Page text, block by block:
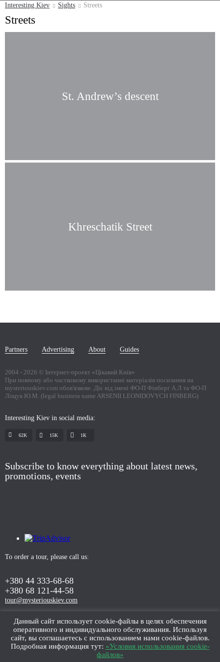
Данный сайт использует cookie-файлы в целях обеспечения
оперативного и индивидуального обслуживания. Используя
сайт, вы соглашаетесь с использованием нами cookie-файлов.
Подробная информация тут: «Условия использования cookie-
файлов»
Interesting Kiev Sights Streets
Streets
St. Andrew’s descent
Khreschatik Street
Partners Advertising About Guides
2004 - 2026 © Інтернет-проект «Цікавий Київ»
При повному або частковому використанні матеріалів посилання на
mysteriouskiev.com обов'язкове. Діє від імені ФО-П Фінберг А.Л та ФО-П
Ліщук Ю.М. (legal business name ARSENII LEONIDOVYCH FINBERG)
Interesting Kiev in social media:
62K 15K 1К
Subscribe to know everything about latest news,
promotions, events
To order a tour, please call us:
+380 44 333-68-68
+380 68 121-44-58
tour@mysteriouskiev.com